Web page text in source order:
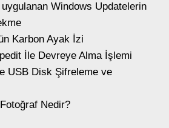
Windows Updatelerin
Karbon Ayak İzi
İle Devreye Alma İşlemi
USB Disk Şifreleme ve
Nedir?